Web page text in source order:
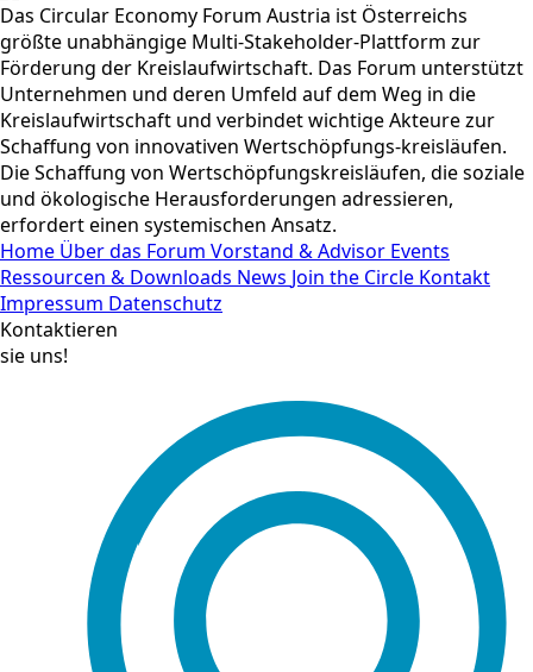
Das Circular Economy Forum Austria ist Österreichs
größte unabhängige Multi-Stakeholder-Plattform zur
Förderung der Kreislaufwirtschaft. Das Forum unterstützt
Unternehmen und deren Umfeld auf dem Weg in die
Kreislaufwirtschaft und verbindet wichtige Akteure zur
Schaffung von innovativen Wertschöpfungs-kreisläufen.
Die Schaffung von Wertschöpfungskreisläufen, die soziale
und ökologische Herausforderungen adressieren,
erfordert einen systemischen Ansatz.
Home Über das Forum Vorstand & Advisor Events
Ressourcen & Downloads News Join the Circle Kontakt
Impressum Datenschutz
Kontaktieren
sie uns!